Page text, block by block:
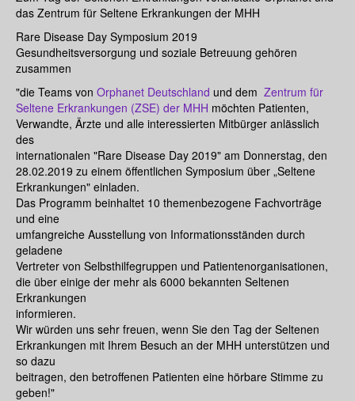
das Zentrum für Seltene Erkrankungen der MHH
Rare Disease Day Symposium 2019
Gesundheitsversorgung und soziale Betreuung gehören
zusammen
"die Teams von Orphanet Deutschland und dem Zentrum für
Seltene Erkrankungen (ZSE) der MHH möchten Patienten,
Verwandte, Ärzte und alle interessierten Mitbürger anlässlich
des
internationalen "Rare Disease Day 2019" am Donnerstag, den
28.02.2019 zu einem öffentlichen Symposium über „Seltene
Erkrankungen" einladen.
Das Programm beinhaltet 10 themenbezogene Fachvorträge
und eine
umfangreiche Ausstellung von Informationsständen durch
geladene
Vertreter von Selbsthilfegruppen und Patientenorganisationen,
die über einige der mehr als 6000 bekannten Seltenen
Erkrankungen
informieren.
Wir würden uns sehr freuen, wenn Sie den Tag der Seltenen
Erkrankungen mit Ihrem Besuch an der MHH unterstützen und
so dazu
beitragen, den betroffenen Patienten eine hörbare Stimme zu
geben!"